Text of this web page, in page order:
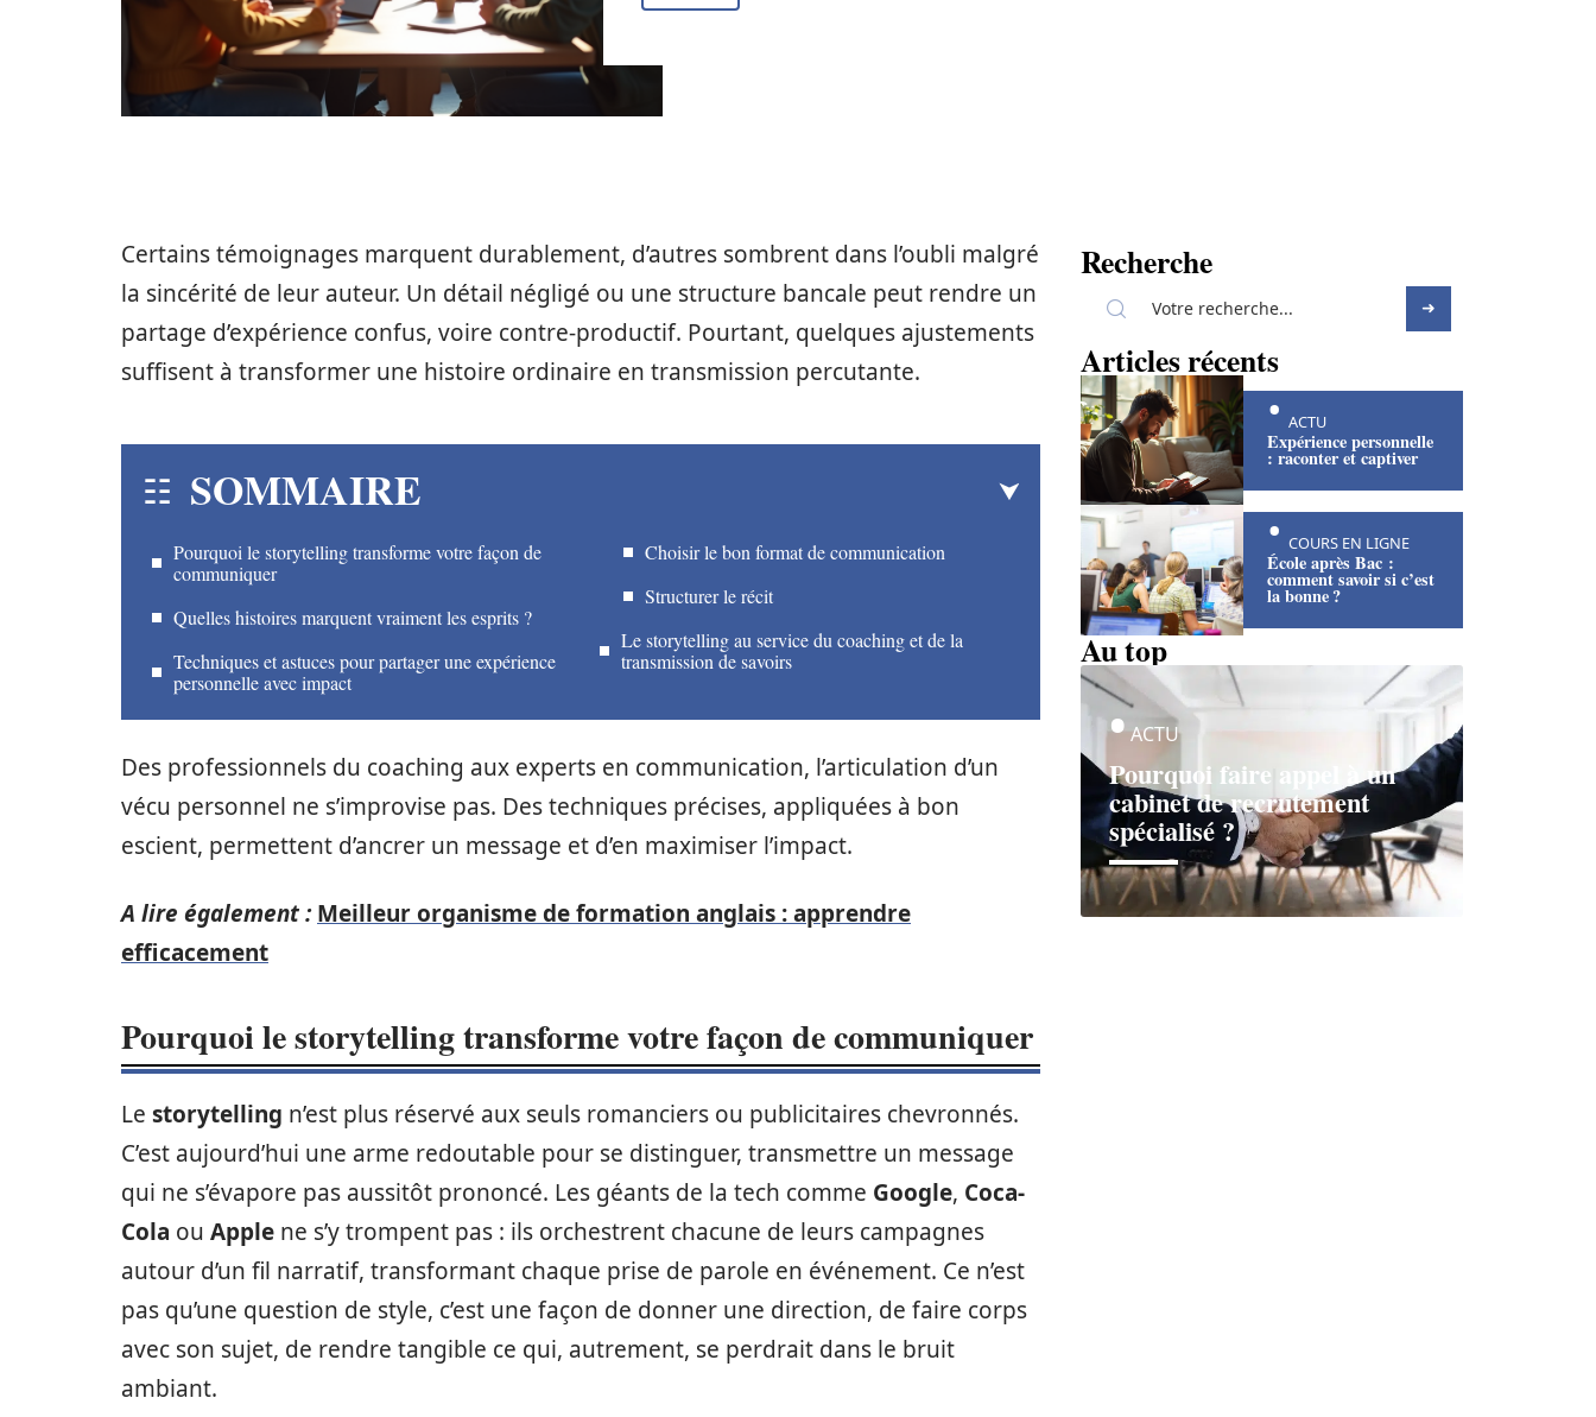
Certains témoignages marquent durablement, d’autres sombrent dans l’oubli malgré
la sincérité de leur auteur. Un détail négligé ou une structure bancale peut rendre un
partage d’expérience confus, voire contre-productif. Pourtant, quelques ajustements
suffisent à transformer une histoire ordinaire en transmission percutante.
SOMMAIRE
Pourquoi le storytelling transforme votre façon de
communiquer
Quelles histoires marquent vraiment les esprits ?
Techniques et astuces pour partager une expérience
personnelle avec impact
Choisir le bon format de communication
Structurer le récit
Le storytelling au service du coaching et de la
transmission de savoirs
Des professionnels du coaching aux experts en communication, l’articulation d’un
vécu personnel ne s’improvise pas. Des techniques précises, appliquées à bon
escient, permettent d’ancrer un message et d’en maximiser l’impact.
A lire également : Meilleur organisme de formation anglais : apprendre
efficacement
Pourquoi le storytelling transforme votre façon de communiquer
Le storytelling n’est plus réservé aux seuls romanciers ou publicitaires chevronnés.
C’est aujourd’hui une arme redoutable pour se distinguer, transmettre un message
qui ne s’évapore pas aussitôt prononcé. Les géants de la tech comme Google, Coca-
Cola ou Apple ne s’y trompent pas : ils orchestrent chacune de leurs campagnes
autour d’un fil narratif, transformant chaque prise de parole en événement. Ce n’est
pas qu’une question de style, c’est une façon de donner une direction, de faire corps
avec son sujet, de rendre tangible ce qui, autrement, se perdrait dans le bruit
ambiant.
Recherche
Articles récents
ACTU
Expérience personnelle
: raconter et captiver
COURS EN LIGNE
École après Bac :
comment savoir si c’est
la bonne ?
Au top
Pourquoi faire appel à un
cabinet de recrutement
spécialisé ?
ACTU